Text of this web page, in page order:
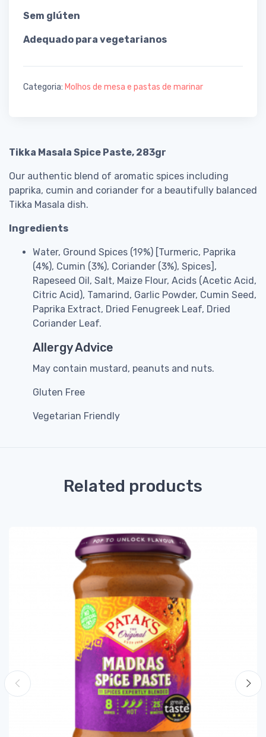
Sem glúten
Adequado para vegetarianos
Categoria: Molhos de mesa e pastas de marinar
Tikka Masala Spice Paste, 283gr
Our authentic blend of aromatic spices including
paprika, cumin and coriander for a beautifully balanced
Tikka Masala dish.
Ingredients
Water, Ground Spices (19%) [Turmeric, Paprika
(4%), Cumin (3%), Coriander (3%), Spices],
Rapeseed Oil, Salt, Maize Flour, Acids (Acetic Acid,
Citric Acid), Tamarind, Garlic Powder, Cumin Seed,
Paprika Extract, Dried Fenugreek Leaf, Dried
Coriander Leaf.
Allergy Advice
May contain mustard, peanuts and nuts.
Gluten Free
Vegetarian Friendly
Related products